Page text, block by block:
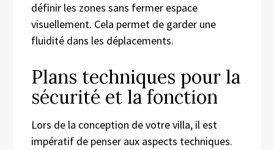
définir les zones sans fermer espace
visuellement. Cela permet de garder une
fluidité dans les déplacements.
Plans techniques pour la
sécurité et la fonction
Lors de la conception de votre villa, il est
impératif de penser aux aspects techniques.